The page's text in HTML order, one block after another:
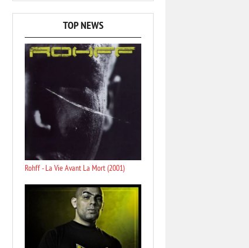
TOP NEWS
Rohff - La Vie Avant La Mort (2001)